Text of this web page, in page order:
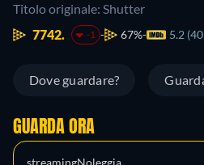
Titolo originale: Shutter
7742.
-1 67% 5.2
Dove guardare?
GUARDA ORA
streamingNoleggia